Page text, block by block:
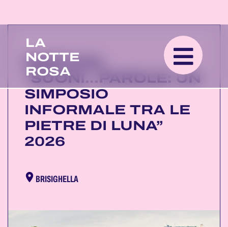
LA
NOTTE
ROSA
FESTIVAL
"SUONI...PAROLE: UN
SIMPOSIO
INFORMALE TRA LE
PIETRE DI LUNA”
2026
BRISIGHELLA